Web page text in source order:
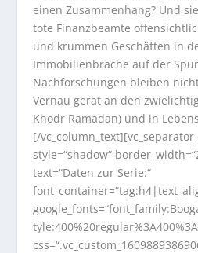
einen Zusammenhang? Und
tote Finanzbeamte
und krummen Geschäften in
Immobilienbrache auf der
Nachforschungen bleiben
Vernau gerät an den
Khodr Ramadan) und in
[/vc_column_text][vc_separator
style=“shadow“
text=“Daten zur Serie:“